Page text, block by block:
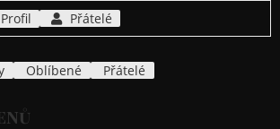
Profil Přátelé
Oblíbené Přátelé